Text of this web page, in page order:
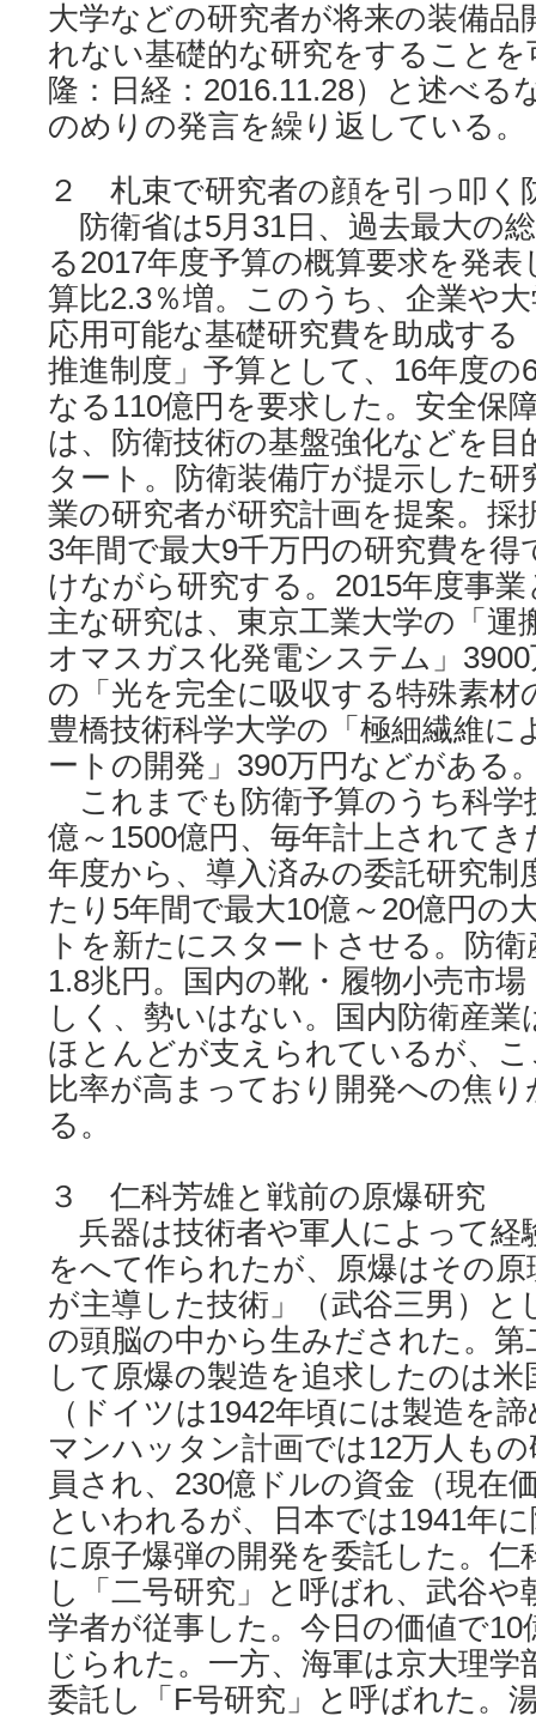
大学などの研究者が将来の装備品
れない基礎的な研究をすること
隆：日経：2016.11.28）と述べる
のめりの発言を繰り返している。
２ 札束で研究者の顔を引っ叩く
防衛省は5月31日、過去最大の
る2017年度予算の概算要求を発
算比2.3％増。このうち、企業や
応用可能な基礎研究費を助成する
推進制度」予算として、16年度の
なる110億円を要求した。安全保
は、防衛技術の基盤強化などを目
タート。防衛装備庁が提示した研
業の研究者が研究計画を提案。採
3年間で最大9千万円の研究費を得
けながら研究する。2015年度事
主な研究は、東京工業大学の「運
オマスガス化発電システム」
の「光を完全に吸収する特殊素材
豊橋技術科学大学の「極細繊維に
ートの開発」390万円などがある
これまでも防衛予算のうち科学
億～1500億円、毎年計上されて
年度から、導入済みの委託研究制
たり5年間で最大10億～20億円の
トを新たにスタートさせる。防
1.8兆円。国内の靴・履物小売市
しく、勢いはない。国内防衛産業
ほとんどが支えられているが、
比率が高まっており開発への焦
る。
３ 仁科芳雄と戦前の原爆研究
兵器は技術者や軍人によって経
をへて作られたが、原爆はその
が主導した技術」（武谷三男）と
の頭脳の中から生みだされた。第
して原爆の製造を追求したのは
（ドイツは1942年頃には製造を
マンハッタン計画では12万人も
員され、230億ドルの資金（現在
といわれるが、日本では1941年
に原子爆弾の開発を委託した。仁
し「二号研究」と呼ばれ、武谷や
学者が従事した。今日の価値で
じられた。一方、海軍は京大理学
委託し「F号研究」と呼ばれた。